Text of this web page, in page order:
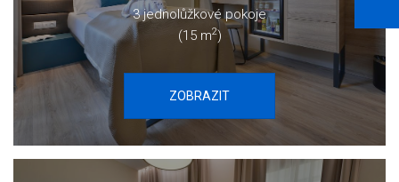
3 jednolůžkové pokoje
(15 m2)
ZOBRAZIT